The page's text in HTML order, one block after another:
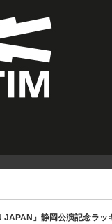
』静岡公演記念ラッ